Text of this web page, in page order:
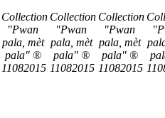
Collection
"Pwan
pala, mèt
pala" ®
11082015
Collection
"Pwan
pala, mèt
pala" ®
11082015
Collection
"Pwan
pala, mèt
pala" ®
11082015